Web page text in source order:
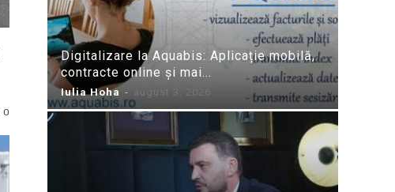
0
Digitalizare la Aquabis: Aplicație mobilă,
contracte online și mai...
Iulia Hoha - august 3, 2026